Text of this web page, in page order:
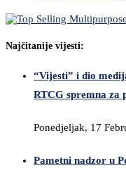
Najčitanije vijesti:
“Vijesti” i dio
RTCG spremna za
Ponedjeljak, 17
Pametni nadzor u